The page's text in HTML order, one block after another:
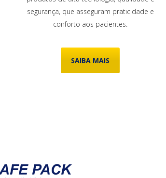
segurança, que asseguram praticidade e
conforto aos pacientes.
SAIBA MAIS